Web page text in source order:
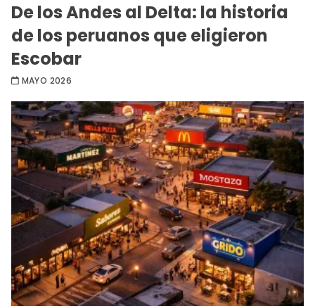
De los Andes al Delta: la historia
de los peruanos que eligieron
Escobar
MAYO 2026